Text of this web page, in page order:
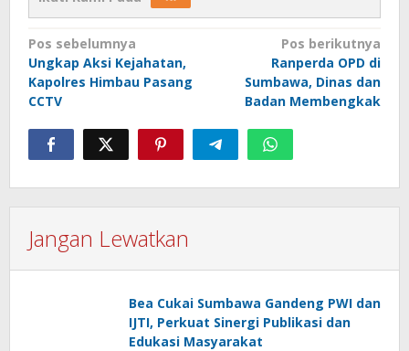
Navigasi
pos
Pos sebelumnya
Ungkap Aksi Kejahatan,
Kapolres Himbau Pasang
CCTV
Pos berikutnya
Ranperda OPD di
Sumbawa, Dinas dan
Badan Membengkak
Jangan Lewatkan
Bea Cukai Sumbawa Gandeng PWI dan
IJTI, Perkuat Sinergi Publikasi dan
Edukasi Masyarakat